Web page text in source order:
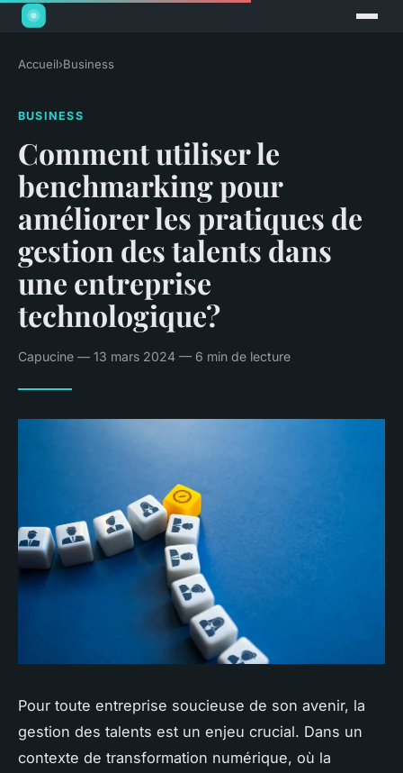
Accueil›Business
BUSINESS
Comment utiliser le
benchmarking pour
améliorer les pratiques de
gestion des talents dans
une entreprise
technologique?
Capucine — 13 mars 2024 — 6 min de lecture
Pour toute entreprise soucieuse de son avenir, la
gestion des talents est un enjeu crucial. Dans un
contexte de transformation numérique, où la